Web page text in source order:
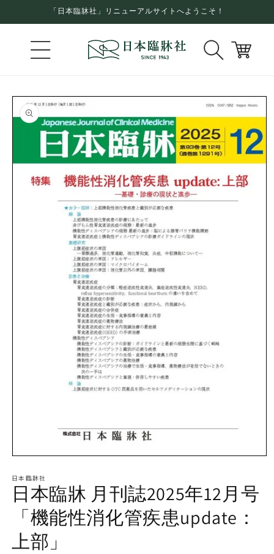
進む
「日本臨牀社」リニューアルサイトへようこそ！
ー
ト
商品情
報にス
キップ
ダ
ル
で
ア
日本臨牀社
日本臨牀 月刊誌2025年12月号
「機能性消化管疾患update：
上部」